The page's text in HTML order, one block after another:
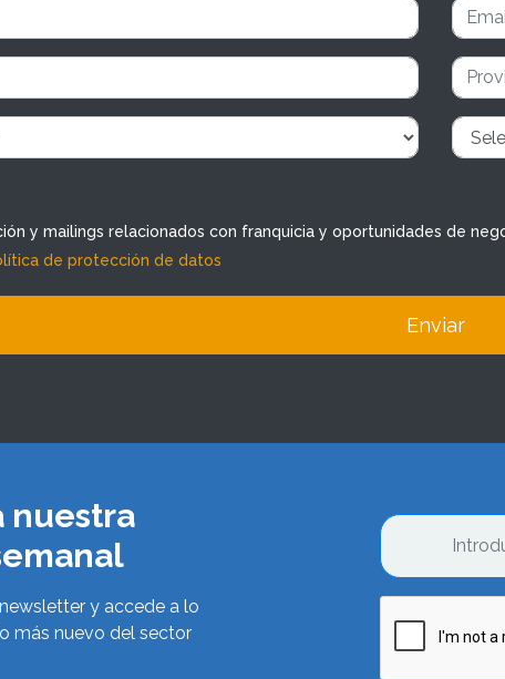
y mailings relacionados con franquicia y oportunidades de
de protección de datos
Enviar
nuestra
y accede a lo
más nuevo del sector